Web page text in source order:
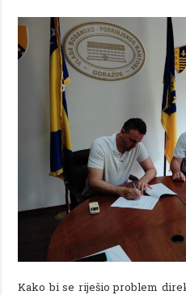
Kako bi se riješio problem